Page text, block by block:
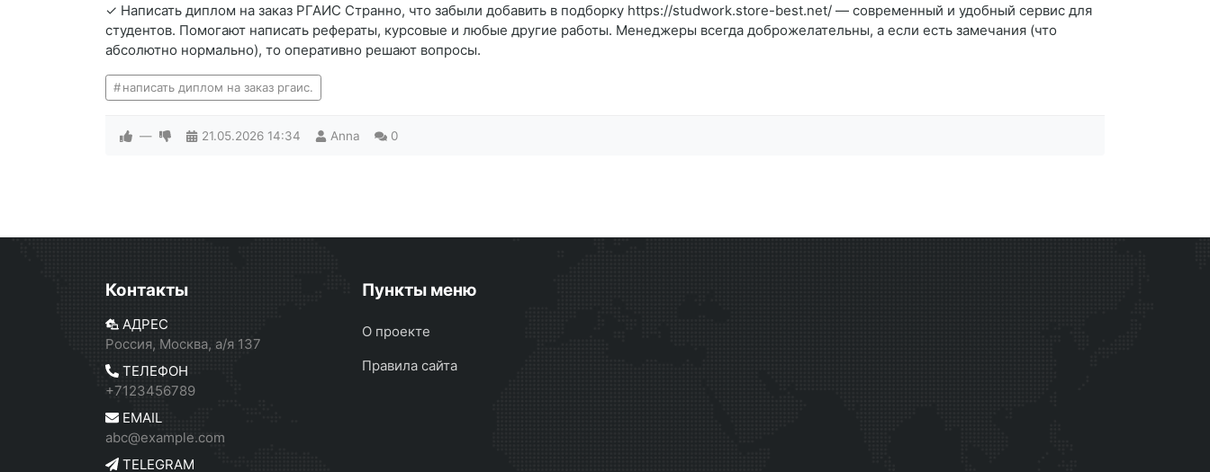
✓ Написать диплом на заказ РГАИС Странно, что забыли добавить в подборку https://studwork.store-best.net/ — современный и удобный сервис для
студентов. Помогают написать рефераты, курсовые и любые другие работы. Менеджеры всегда доброжелательны, а если есть замечания (что
абсолютно нормально), то оперативно решают вопросы.
написать диплом на заказ ргаис.
— 21.05.2026 14:34 Anna 0
Контакты
АДРЕС
Россия, Москва, а/я 137
ТЕЛЕФОН
+7123456789
EMAIL
abc@example.com
TELEGRAM
Пункты меню
О проекте
Правила сайта